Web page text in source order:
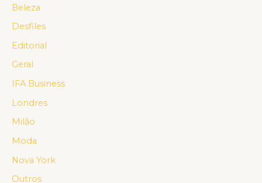
Beleza
Desfiles
Editorial
Geral
IFA Business
Londres
Milão
Moda
Nova York
Outros